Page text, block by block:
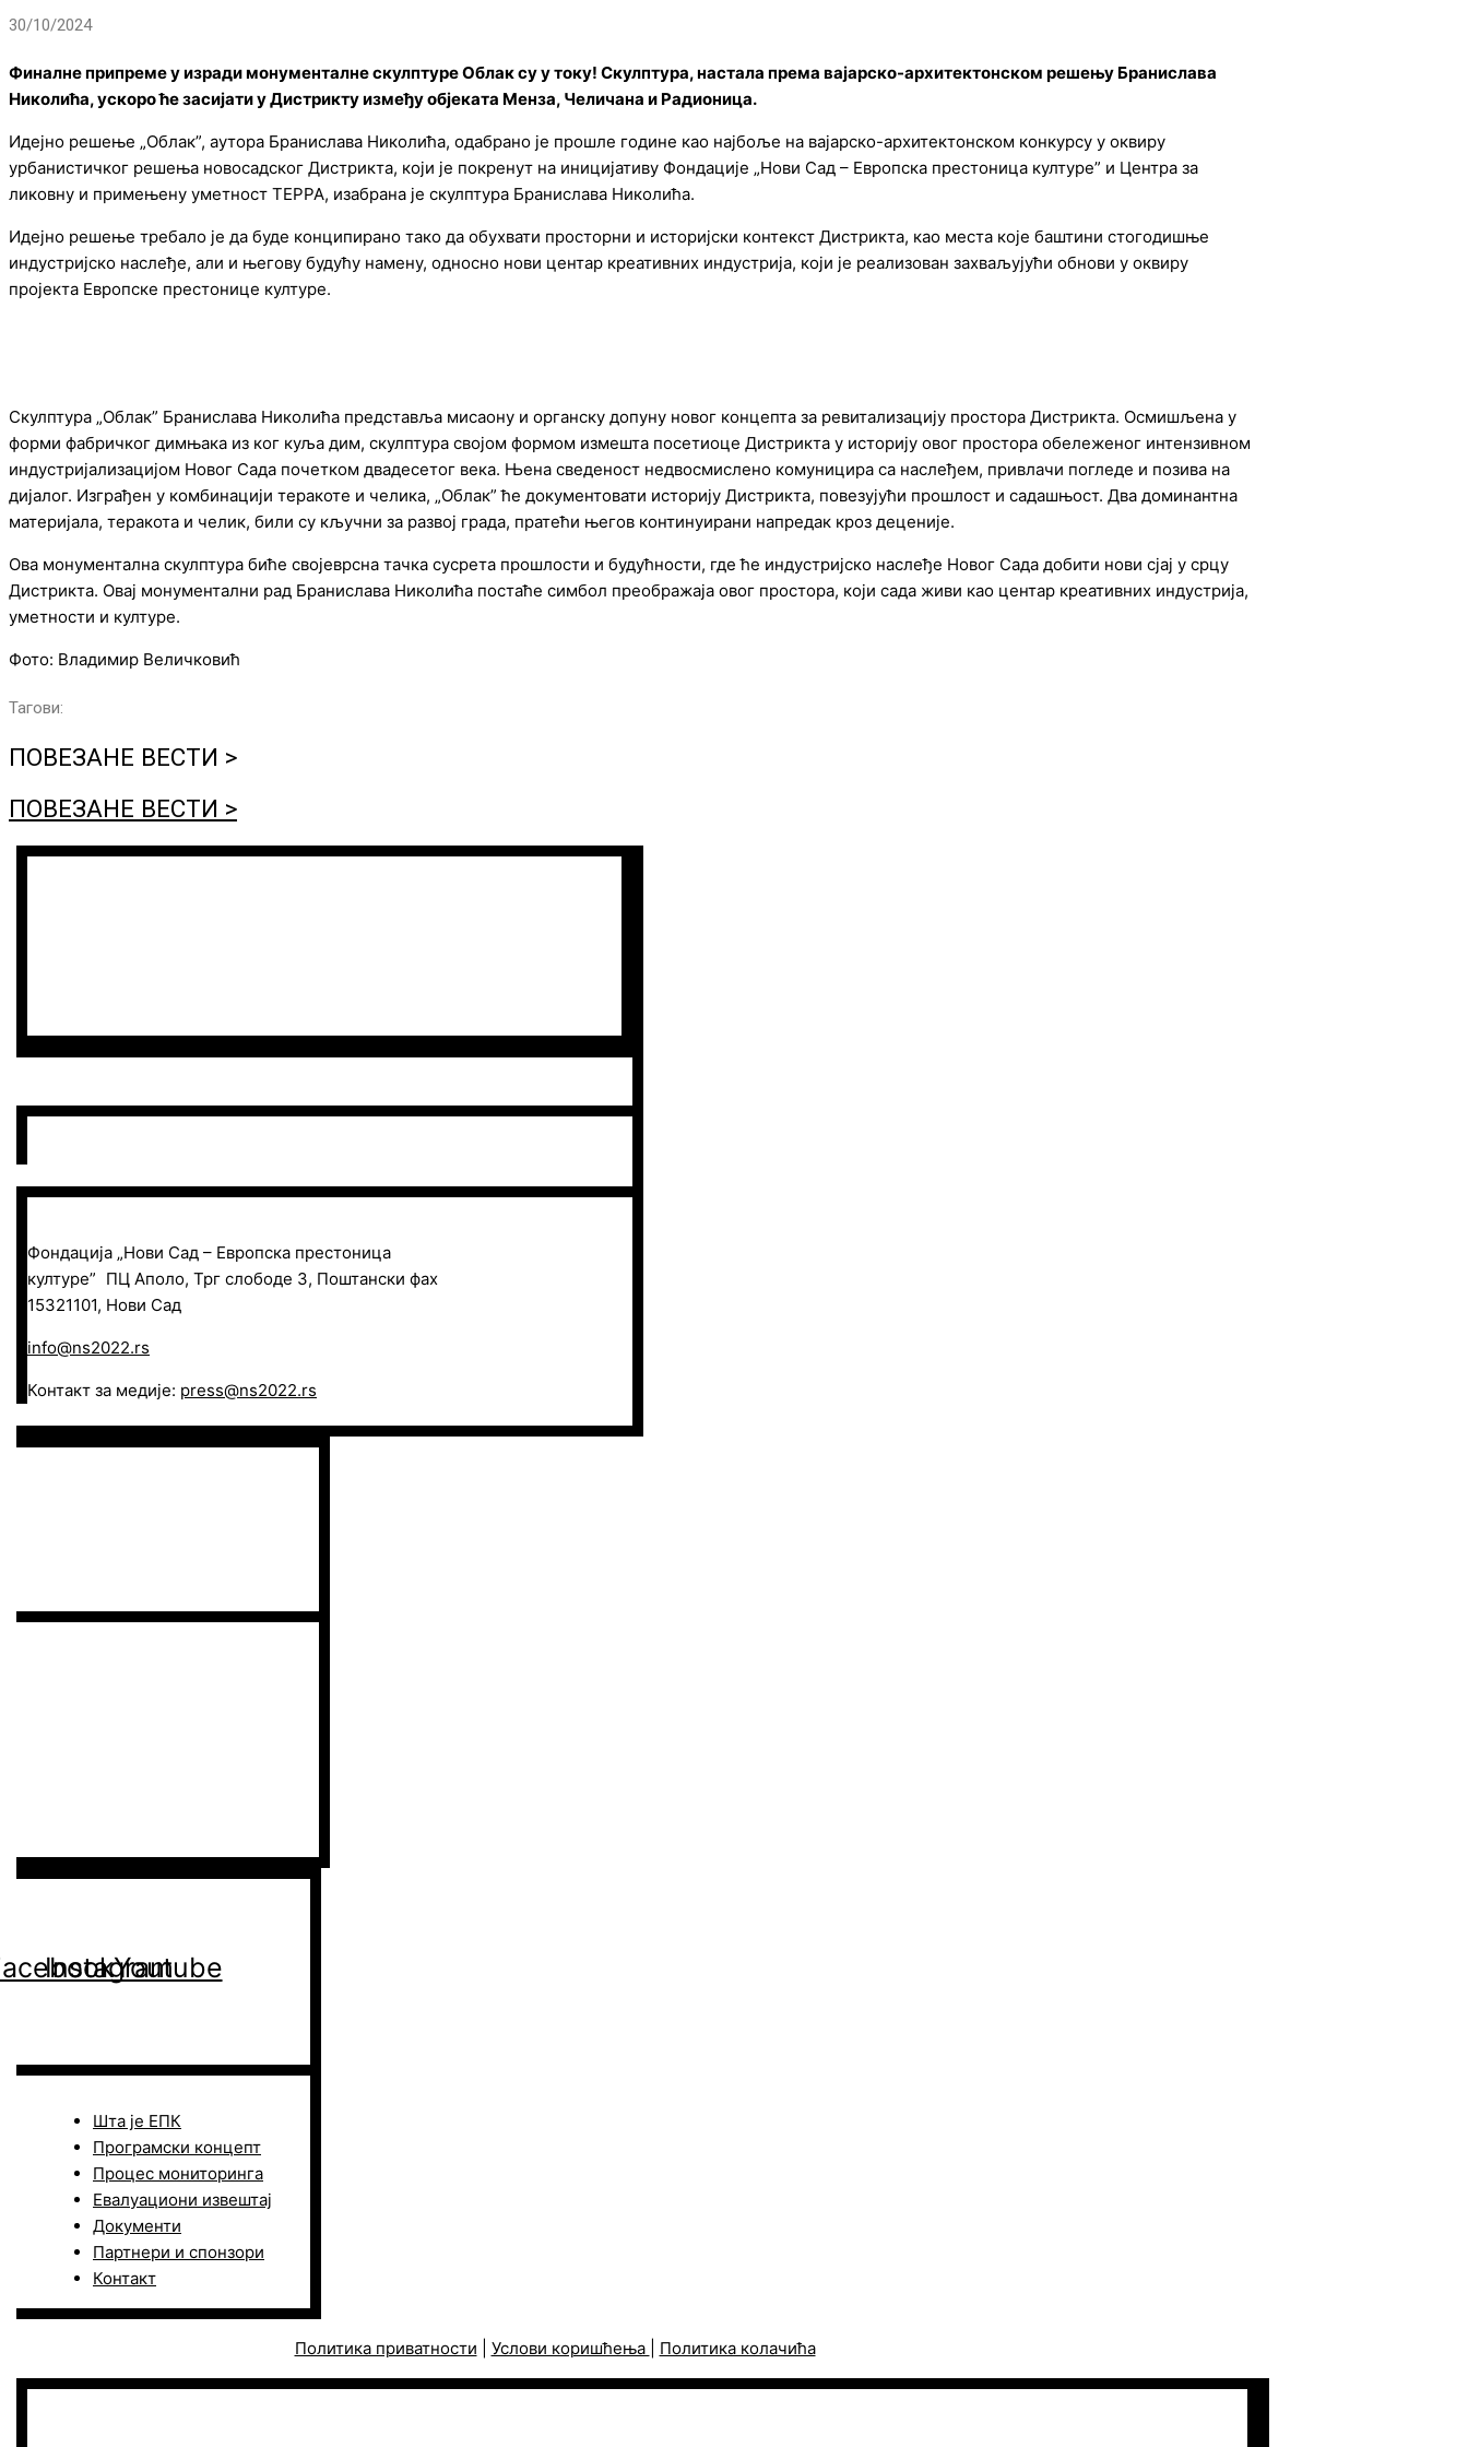
30/10/2024
Финалне припреме у изради монументалне скулптуре Облак су у току! Скулптура, настала према вајарско-архитектонском решењу Бранислава
Николића, ускоро ће засијати у Дистрикту између објеката Менза, Челичана и Радионица.
Идејно решење „Облак”, аутора Бранислава Николића, одабрано је прошле године као најбоље на вајарско-архитектонском конкурсу у оквиру
урбанистичког решења новосадског Дистрикта, који је покренут на иницијативу Фондације „Нови Сад – Европска престоница културе” и Центра за
ликовну и примењену уметност ТЕРРА, изабрана је скулптура Бранислава Николића.
Идејно решење требало је да буде конципирано тако да обухвати просторни и историјски контекст Дистрикта, као места које баштини стогодишње
индустријско наслеђе, али и његову будућу намену, односно нови центар креативних индустрија, који је реализован захваљујући обнови у оквиру
пројекта Европске престонице културе.
Скулптура „Облак” Бранислава Николића представља мисаону и органску допуну новог концепта за ревитализацију простора Дистрикта. Осмишљена у
форми фабричког димњака из ког куља дим, скулптура својом формом измешта посетиоце Дистрикта у историју овог простора обележеног интензивном
индустријализацијом Новог Сада почетком двадесетог века. Њена сведеност недвосмислено комуницира са наслеђем, привлачи погледе и позива на
дијалог. Изграђен у комбинацији теракоте и челика, „Облак” ће документовати историју Дистрикта, повезујући прошлост и садашњост. Два доминантна
материјала, теракота и челик, били су кључни за развој града, пратећи његов континуирани напредак кроз деценије.
Ова монументална скулптура биће својеврсна тачка сусрета прошлости и будућности, где ће индустријско наслеђе Новог Сада добити нови сјај у срцу
Дистрикта. Овај монументални рад Бранислава Николића постаће симбол преображаја овог простора, који сада живи као центар креативних индустрија,
уметности и културе.
Фото: Владимир Величковић
Тагови:
ПОВЕЗАНЕ ВЕСТИ >
ПОВЕЗАНЕ ВЕСТИ >
Фондација „Нови Сад – Европска престоница
културе” ПЦ Аполо, Трг слободе 3, Поштански фах
15321101, Нови Сад
info@ns2022.rs
Контакт за медије: press@ns2022.rs
Instagram
Youtube
Шта је ЕПК
Програмски концепт
Процес мониторинга
Евалуациони извештај
Документи
Партнери и спонзори
Контакт
Политика приватности Услови коришћења Политика колачића